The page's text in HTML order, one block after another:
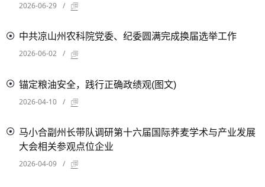
2026-06-29
/
中共凉山州农科院党委、纪委圆满完成换届选举工作
2026-06-02
/
锚定粮油安全，践行正确政绩观(图文)
2026-04-10
/
马小合副州长带队调研第十六届国际荞麦学术与产业发展
大会相关参观点位企业
2026-04-09
/